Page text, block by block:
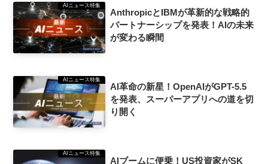
AIニュース特集
AnthropicとIBMが革新的な戦略的
パートナーシップを発表！AIの未来
が変わる瞬間
AIニュース特集
AI革命の新星！OpenAIがGPT-5.5
を発表、スーパーアプリへの道を切
り開く
AIニュース特集
AIブームに便乗！US投資家がSK